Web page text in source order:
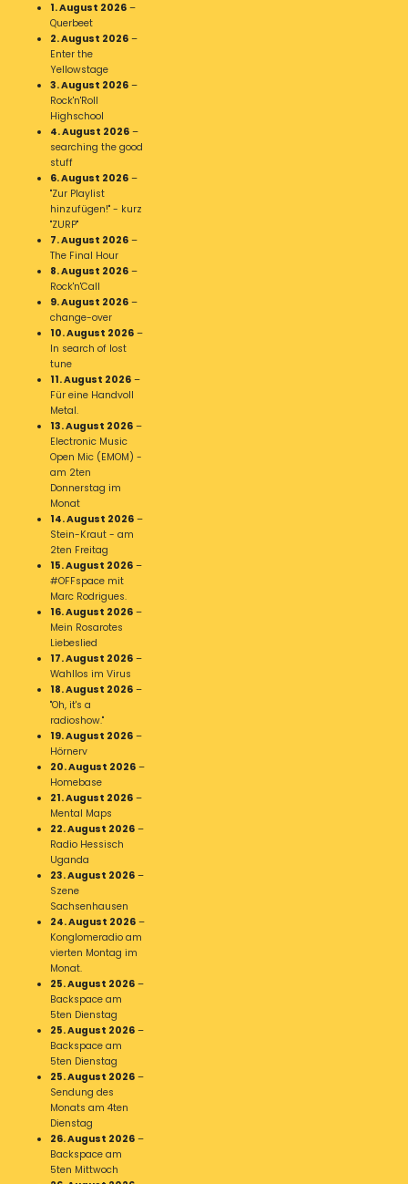
1. August 2026 –
Querbeet
2. August 2026 –
Enter the
Yellowstage
3. August 2026 –
Rock'n'Roll
Highschool
4. August 2026 –
searching the good
stuff
6. August 2026 –
"Zur Playlist
hinzufügen!" - kurz
"ZURP"
7. August 2026 –
The Final Hour
8. August 2026 –
Rock'n'Call
9. August 2026 –
change-over
10. August 2026 –
In search of lost
tune
11. August 2026 –
Für eine Handvoll
Metal.
13. August 2026 –
Electronic Music
Open Mic (EMOM) -
am 2ten
Donnerstag im
Monat
14. August 2026 –
Stein-Kraut - am
2ten Freitag
15. August 2026 –
#OFFspace mit
Marc Rodrigues.
16. August 2026 –
Mein Rosarotes
Liebeslied
17. August 2026 –
Wahllos im Virus
18. August 2026 –
"Oh, it's a
radioshow."
19. August 2026 –
Hörnerv
20. August 2026 –
Homebase
21. August 2026 –
Mental Maps
22. August 2026 –
Radio Hessisch
Uganda
23. August 2026 –
Szene
Sachsenhausen
24. August 2026 –
Konglomeradio am
vierten Montag im
Monat.
25. August 2026 –
Backspace am
5ten Dienstag
25. August 2026 –
Backspace am
5ten Dienstag
25. August 2026 –
Sendung des
Monats am 4ten
Dienstag
26. August 2026 –
Backspace am
5ten Mittwoch